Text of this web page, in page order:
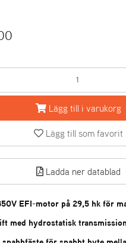
Lägg till i varukorg
Lägg till som favorit
Ladda ner datablad
EFI-motor på 29,5 hk för
med hydrostatisk